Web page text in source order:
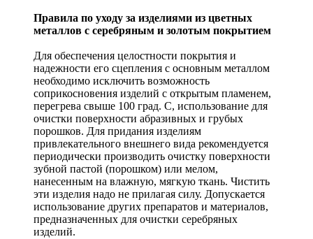
Правила по уходу за изделиями из цветных
металлов с серебряным и золотым покрытием
Для обеспечения целостности покрытия и
надежности его сцепления с основным металлом
необходимо исключить возможность
соприкосновения изделий с открытым пламенем,
перегрева свыше 100 град. С, использование для
очистки поверхности абразивных и грубых
порошков. Для придания изделиям
привлекательного внешнего вида рекомендуется
периодически производить очистку поверхности
зубной пастой (порошком) или мелом,
нанесенным на влажную, мягкую ткань. Чистить
эти изделия надо не прилагая силу. Допускается
использование других препаратов и материалов,
предназначенных для очистки серебряных
изделий.